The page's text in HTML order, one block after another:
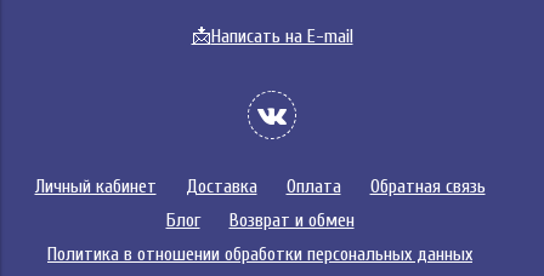
📩Написать на E-mail
Личный кабинет Доставка Оплата
Обратная связь
Блог
Возврат и обмен
Политика в отношении обработки персональных данных